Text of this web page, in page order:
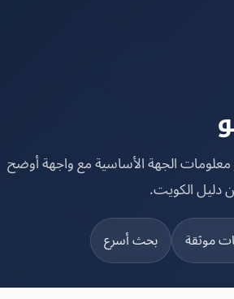
الجهة الأساسية مع واجهة أوضح
الكويت.
بحث أسرع